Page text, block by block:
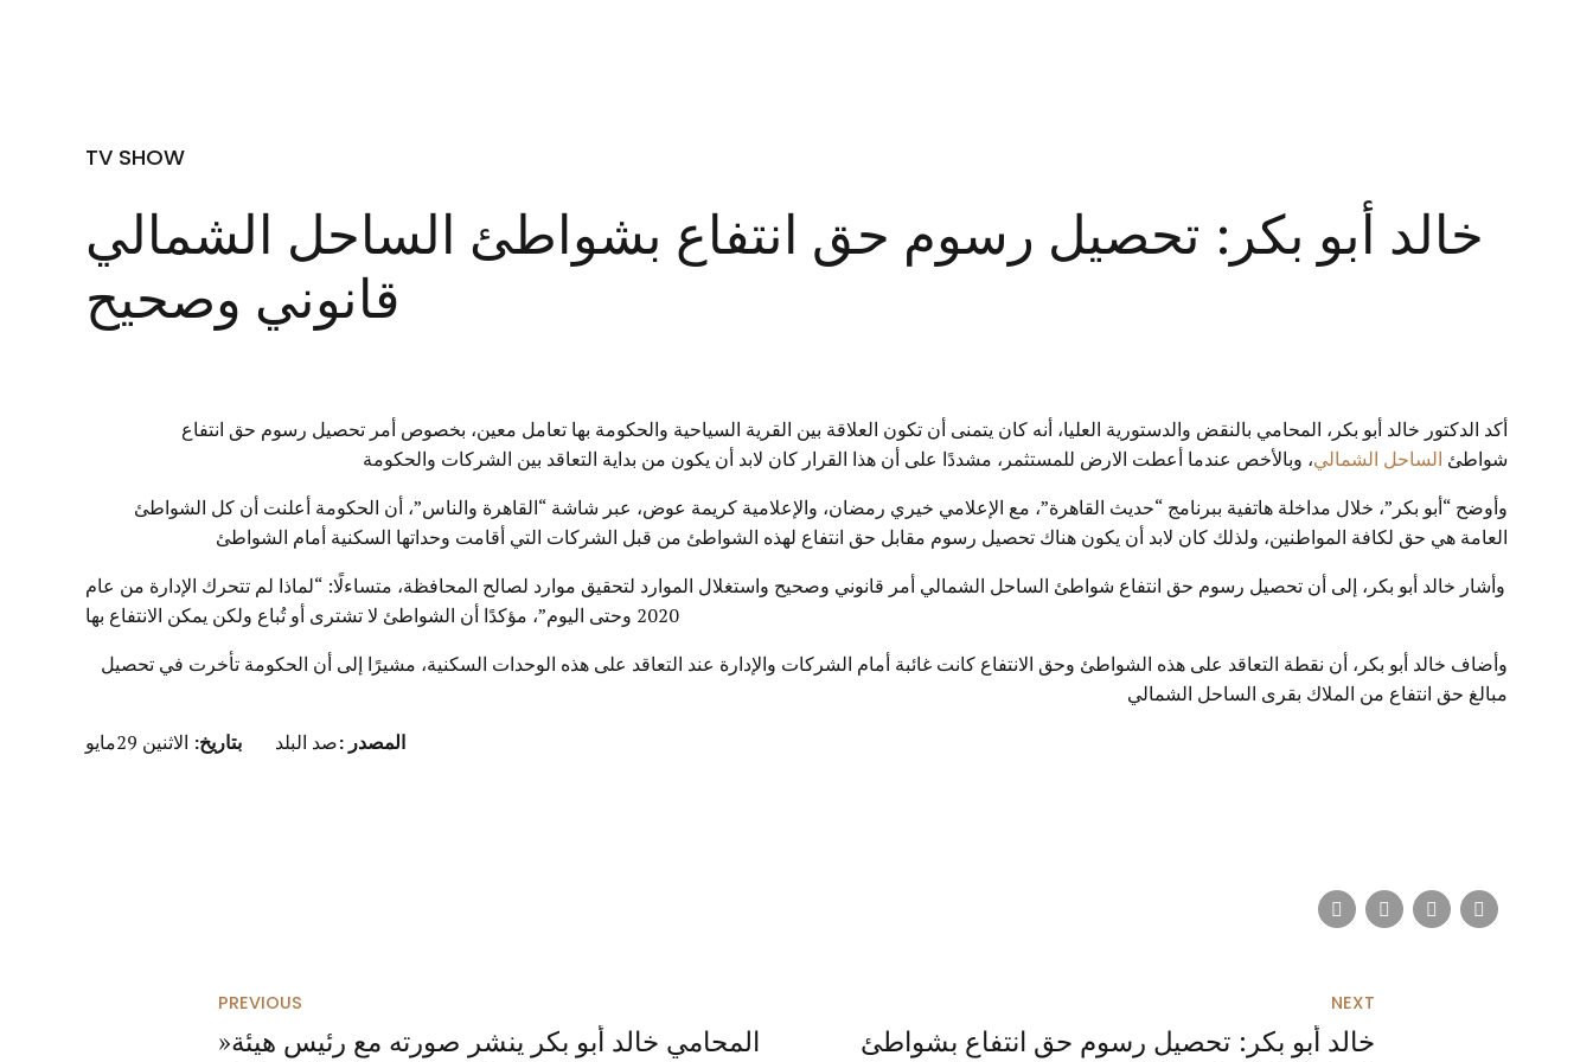
TV SHOW
خالد أبو بكر: تحصيل رسوم حق انتفاع بشواطئ الساحل الشمالي
قانوني وصحيح
أكد الدكتور خالد أبو بكر، المحامي بالنقض والدستورية العليا، أنه كان يتمنى أن تكون العلاقة بين القرية السياحية والحكومة بها تعامل معين، بخصوص أمر تحصيل رسوم حق انتفاع
شواطئ الساحل الشمالي، وبالأخص عندما أعطت الارض للمستثمر، مشددًا على أن هذا القرار كان لابد أن يكون من بداية التعاقد بين الشركات والحكومة
وأوضح “أبو بكر”، خلال مداخلة هاتفية ببرنامج “حديث القاهرة”، مع الإعلامي خيري رمضان، والإعلامية كريمة عوض، عبر شاشة “القاهرة والناس”، أن الحكومة أعلنت أن كل الشواطئ
العامة هي حق لكافة المواطنين، ولذلك كان لابد أن يكون هناك تحصيل رسوم مقابل حق انتفاع لهذه الشواطئ من قبل الشركات التي أقامت وحداتها السكنية أمام الشواطئ
وأشار خالد أبو بكر، إلى أن تحصيل رسوم حق انتفاع شواطئ الساحل الشمالي أمر قانوني وصحيح واستغلال الموارد لتحقيق موارد لصالح المحافظة، متساءلًا: “لماذا لم تتحرك الإدارة من عام
2020 وحتى اليوم”، مؤكدًا أن الشواطئ لا تشترى أو تُباع ولكن يمكن الانتفاع بها
وأضاف خالد أبو بكر، أن نقطة التعاقد على هذه الشواطئ وحق الانتفاع كانت غائبة أمام الشركات والإدارة عند التعاقد على هذه الوحدات السكنية، مشيرًا إلى أن الحكومة تأخرت في تحصيل
مبالغ حق انتفاع من الملاك بقرى الساحل الشمالي
المصدر :صد البلد بتاريخ: الاثنين 29مايو
PREVIOUS
»المحامي خالد أبو بكر ينشر صورته مع رئيس هيئة
NEXT
خالد أبو بكر: تحصيل رسوم حق انتفاع بشواطئ